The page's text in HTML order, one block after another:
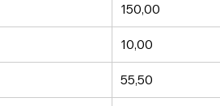
150,00
10,00
55,50